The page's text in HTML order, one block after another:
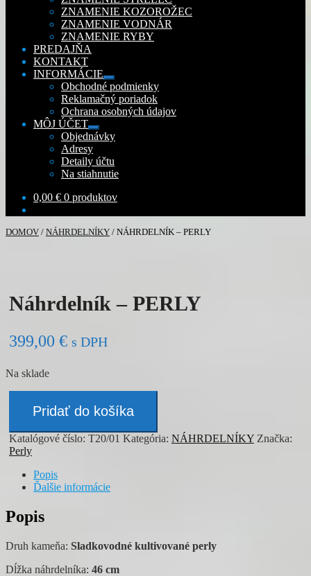
ZNAMENIE KOZOROŽEC
ZNAMENIE VODNÁR
ZNAMENIE RYBY
PREDAJŇA
KONTAKT
INFORMÁCIE
Rozbaliť
podradené
menu
Obchodné podmienky
Reklamačný poriadok
Ochrana osobných údajov
MÔJ ÚČET
Rozbaliť
podradené
Objednávky
Adresy
Detaily účtu
Na stiahnutie
0,00 € 0 produktov
DOMOV / NÁHRDELNÍKY / NÁHRDELNÍK – PERLY
Náhrdelník – PERLY
399,00 € s DPH
Na sklade
Náhrdelník
PERLY
Pridať do košíka
Katalógové číslo: T20/01 Kategória: NÁHRDELNÍKY Značka:
Perly
Popis
Ďalšie informácie
Popis
Druh kameňa: Sladkovodné kultivované perly
Dĺžka náhrdelníka: 46 cm